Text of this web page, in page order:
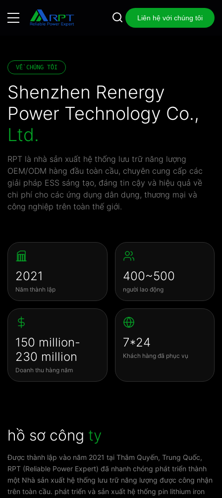
Liên hệ với chúng tôi
VỀ CHÚNG TÔI
Shenzhen Renergy
Power Technology Co.,
Ltd.
RPT là nhà sản xuất hệ thống lưu trữ năng lượng
OEM/ODM hàng đầu toàn cầu, chuyên cung cấp các
giải pháp ESS sáng tạo, đáng tin cậy và hiệu quả về
chi phí cho các ứng dụng dân dụng, thương mại và
công nghiệp trên toàn thế giới.
2021
Năm thành lập
400~500
người lao động
150 million-
230 million
Doanh thu hàng năm
7*24
Khách hàng đã phục vụ
hồ sơ công ty
Được thành lập vào năm 2021 tại Thâm Quyến, Trung Quốc,
RPT (Reliable Power Expert) đã nhanh chóng phát triển thành
một Nhà sản xuất hệ thống lưu trữ năng lượng được công nhận
trên toàn cầu. phát triển và sản xuất hệ thống pin lithium iron